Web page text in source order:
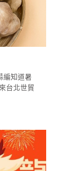
編知道暑
台北世貿